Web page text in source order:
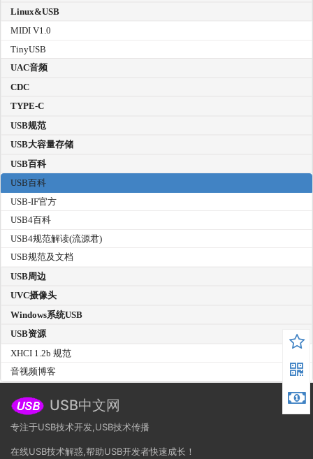
Linux&USB
MIDI V1.0
TinyUSB
UAC音频
CDC
TYPE-C
USB规范
USB大容量存储
USB百科
USB百科
USB-IF官方
USB4百科
USB4规范解读(流源君)
USB规范及文档
USB周边
UVC摄像头
Windows系统USB
USB资源
XHCI 1.2b 规范
音视频博客
USB中文网
专注于USB技术开发,USB技术传播
在线USB技术解惑,帮助USB开发者快速成长！